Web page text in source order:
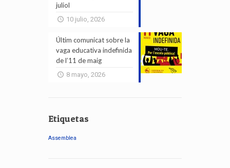
juliol
10 julio, 2026
Últim comunicat sobre la
vaga educativa indefinida
de l’11 de maig
8 mayo, 2026
Etiquetas
Assemblea